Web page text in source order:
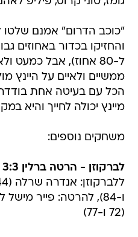
"כוכב הדרום" אמנם
והחזיקו בכדור באחוזים
ל-80 אחוז), אבל כמעט
ממשיים ולאיים על היינץ
הכל עם בעיטה אחת
מיינץ יכולה לחייך והיא במקום ה-12 עם
משחקים נוספים:
לברקוזן - הרטה ברלין 3:3
(72 ו-77)